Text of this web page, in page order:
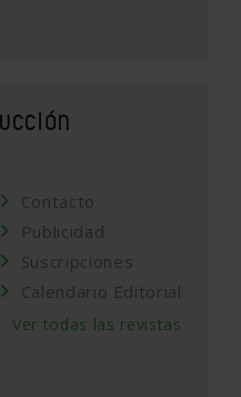
Contacto
Publicidad
Suscripciones
Calendario Editorial
Ver todas las revistas